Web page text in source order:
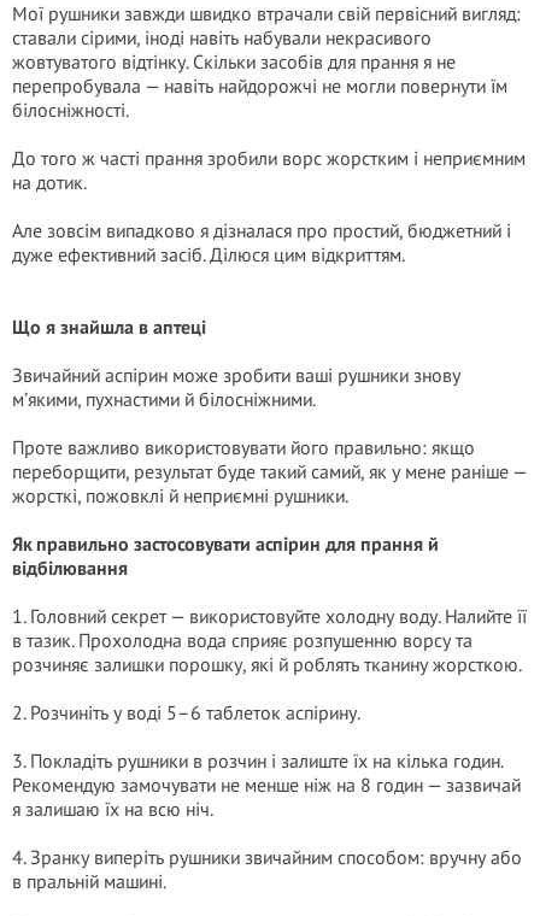
Мої рушники завжди швидко втрачали свій первісний вигляд:
ставали сірими, іноді навіть набували некрасивого
жовтуватого відтінку. Скільки засобів для прання я не
перепробувала — навіть найдорожчі не могли повернути їм
білосніжності.
До того ж часті прання зробили ворс жорстким і неприємним
на дотик.
Але зовсім випадково я дізналася про простий, бюджетний і
дуже ефективний засіб. Ділюся цим відкриттям.
Що я знайшла в aптеці
Звичайний aспірин може зробити ваші рушники знову
м’якими, пухнастими й білосніжними.
Проте важливо використовувати його правильно: якщо
переборщити, результат буде такий самий, як у мене раніше —
жорсткі, пожовклі й неприємні рушники.
Як правильно застосовувати aспірин для прання й
відбілювання
1. Головний секрет — використовуйте холодну воду. Налийте її
в тазик. Прохолодна вода сприяє розпушенню ворсу та
розчиняє залишки порошку, які й роблять тканину жорсткою.
2. Розчиніть у воді 5–6 таблеток aспірину.
3. Покладіть рушники в розчин і залиште їх на кілька годин.
Рекомендую замочувати не менше ніж на 8 годин — зазвичай
я залишаю їх на всю ніч.
4. Зранку виперіть рушники звичайним способом: вручну або
в пральній машині.